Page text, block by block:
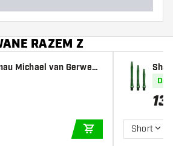
RAZEM Z
Michael van Gerwen
Design
DODAJ DO
al
13
Short